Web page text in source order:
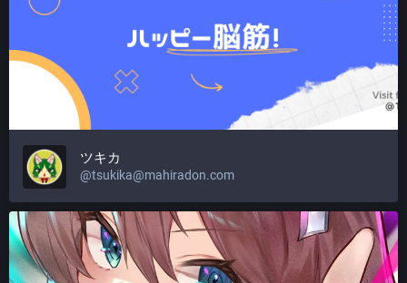
ツキカ
@tsukika@mahiradon.com